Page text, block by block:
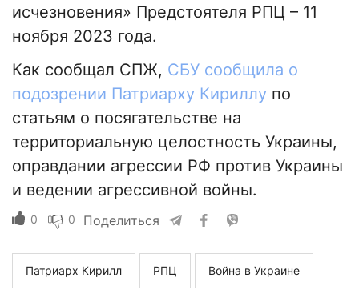
исчезновения» Предстоятеля РПЦ – 11
ноября 2023 года.
Как сообщал СПЖ, СБУ сообщила о
подозрении Патриарху Кириллу по
статьям о посягательстве на
территориальную целостность Украины,
оправдании агрессии РФ против Украины
и ведении агрессивной войны.
0 0 Поделиться
Патриарх Кирилл РПЦ Война в Украине